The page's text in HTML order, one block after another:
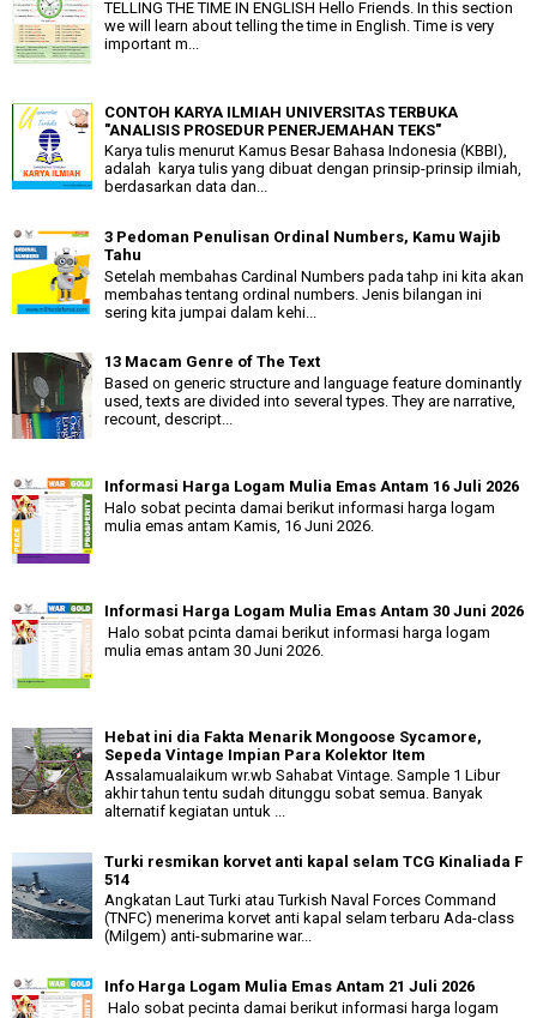
TELLING THE TIME IN ENGLISH Hello Friends. In this section
we will learn about telling the time in English. Time is very
important m...
CONTOH KARYA ILMIAH UNIVERSITAS TERBUKA
"ANALISIS PROSEDUR PENERJEMAHAN TEKS"
Karya tulis menurut Kamus Besar Bahasa Indonesia (KBBI),
adalah karya tulis yang dibuat dengan prinsip-prinsip ilmiah,
berdasarkan data dan...
3 Pedoman Penulisan Ordinal Numbers, Kamu Wajib
Tahu
Setelah membahas Cardinal Numbers pada tahp ini kita akan
membahas tentang ordinal numbers. Jenis bilangan ini
sering kita jumpai dalam kehi...
13 Macam Genre of The Text
Based on generic structure and language feature dominantly
used, texts are divided into several types. They are narrative,
recount, descript...
Informasi Harga Logam Mulia Emas Antam 16 Juli 2026
Halo sobat pecinta damai berikut informasi harga logam
mulia emas antam Kamis, 16 Juni 2026.
Informasi Harga Logam Mulia Emas Antam 30 Juni 2026
Halo sobat pcinta damai berikut informasi harga logam
mulia emas antam 30 Juni 2026.
Hebat ini dia Fakta Menarik Mongoose Sycamore,
Sepeda Vintage Impian Para Kolektor Item
Assalamualaikum wr.wb Sahabat Vintage. Sample 1 Libur
akhir tahun tentu sudah ditunggu sobat semua. Banyak
alternatif kegiatan untuk ...
Turki resmikan korvet anti kapal selam TCG Kinaliada F
514
Angkatan Laut Turki atau Turkish Naval Forces Command
(TNFC) menerima korvet anti kapal selam terbaru Ada-class
(Milgem) anti-submarine war...
Info Harga Logam Mulia Emas Antam 21 Juli 2026
Halo sobat pecinta damai berikut informasi harga logam